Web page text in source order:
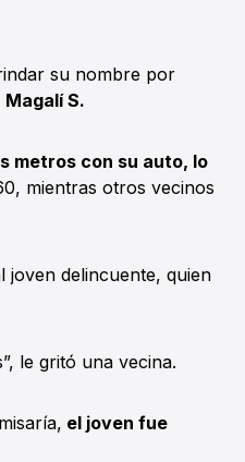
su nombre por
S.
metros con su auto, lo
mientras otros vecinos
delincuente, quien
le gritó una vecina.
el joven fue